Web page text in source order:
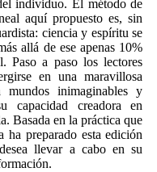
individuo. El método de
aquí propuesto es, sin
ciencia y espíritu se
allá de ese apenas 10%
Paso a paso los lectores
en una maravillosa
mundos inimaginables y
capacidad creadora en
Basada en la práctica que
ha preparado esta edición
llevar a cabo en su